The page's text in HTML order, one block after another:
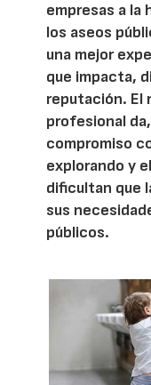
empresas a la
los aseos
una mejor
que impacta,
reputación. El
profesional
compromiso
explorando y
dificultan que
sus
públicos.